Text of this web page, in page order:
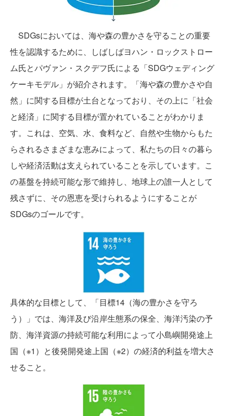
SDGsにおいては、海や森の豊かさを守ることの重要
性を認識するために、しばしばヨハン・ロックストロー
ム氏とパヴァン・スクデフ氏による「SDGウェディング
ケーキモデル」が紹介されます。「海や森の豊かさや自
然」に関する目標が土台となっており、その上に「社会
と経済」に関する目標が置かれていることがわかりま
す。これは、空気、水、食料など、自然や生物からもた
らされるさまざまな恵みによって、私たちの日々の暮ら
しや経済活動は支えられていることを示しています。こ
の基盤を持続可能な形で維持し、地球上の誰一人として
残さずに、その恩恵を受けられるようにすることが
SDGsのゴールです。
具体的な目標として、「目標14（海の豊かさを守ろ
う）」では、海洋及び沿岸生態系の保全、海洋汚染の予
防、海洋資源の持続可能な利用によって小島嶼開発途上
国（※1）と後発開発途上国（※2）の経済的利益を増大さ
せること。